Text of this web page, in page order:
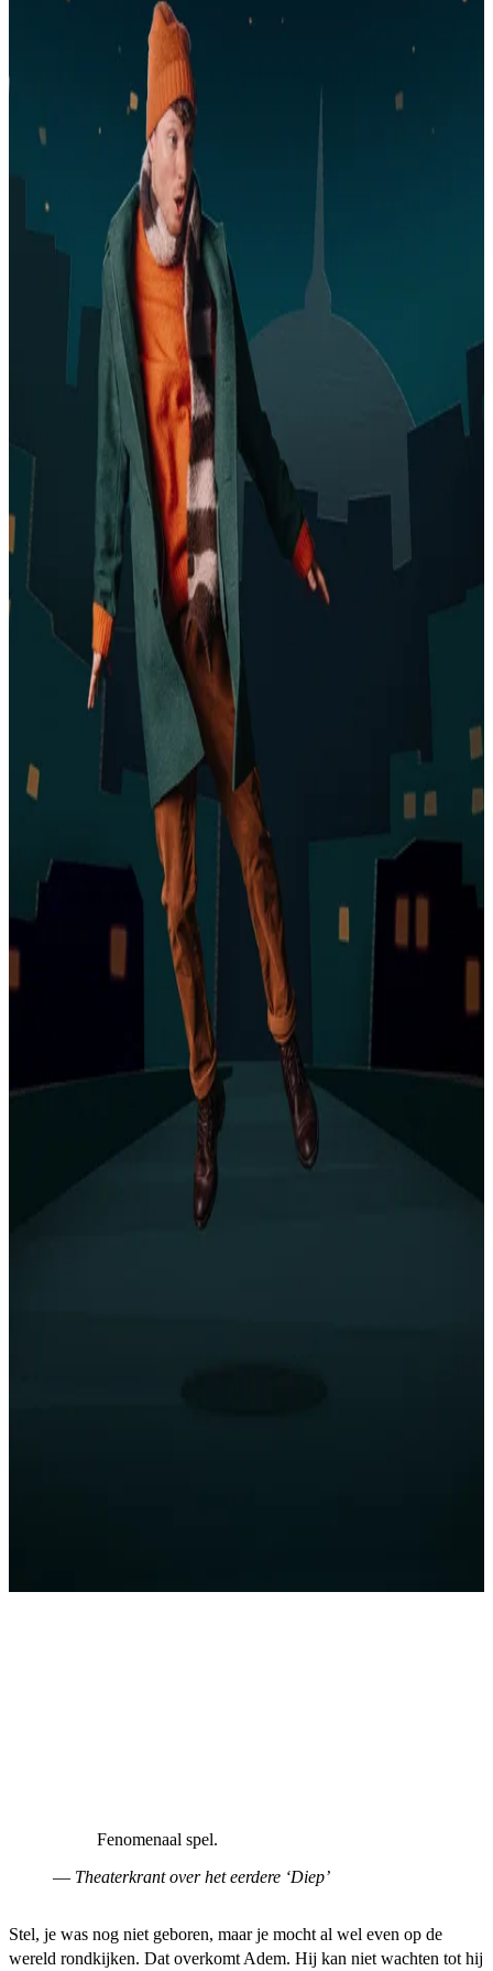
Fenomenaal spel.
— Theaterkrant over het eerdere ‘Diep’
Stel, je was nog niet geboren, maar je mocht al wel even op de
wereld rondkijken. Dat overkomt Adem. Hij kan niet wachten tot hij